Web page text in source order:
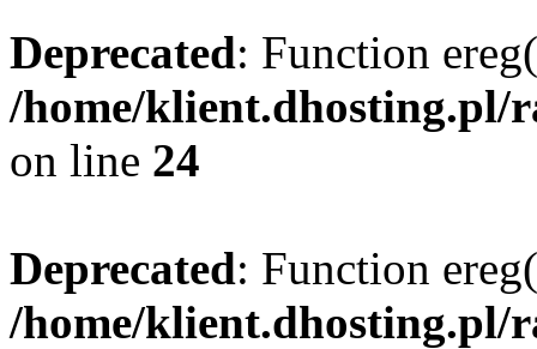
Deprecated: Function
/home/klient.dhosting.pl/
on line 24
Deprecated: Function
/home/klient.dhosting.pl/